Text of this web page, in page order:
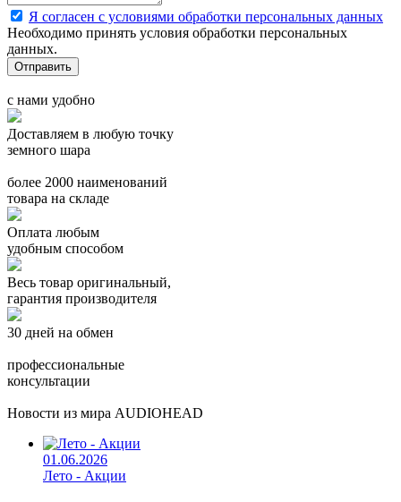
Я согласен с условиями обработки персональных данных
Необходимо принять условия обработки персональных
данных.
с нами удобно
Доставляем в любую точку
земного шара
более 2000 наименований
товара на складе
Оплата любым
удобным способом
Весь товар оригинальный,
гарантия производителя
30 дней на обмен
профессиональные
консультации
Новости из мира AUDIOHEAD
01.06.2026
Лето - Акции